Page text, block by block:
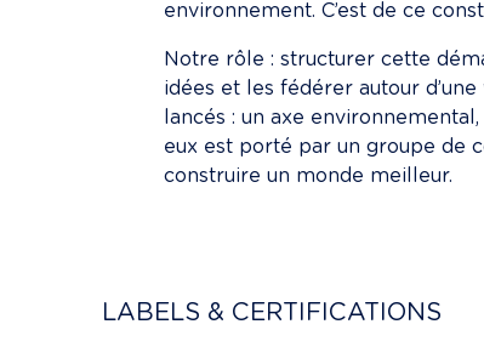
environnement. C’est de ce
Notre rôle : structurer cette
idées et les fédérer autour
lancés : un axe
eux est porté par un groupe de
construire un monde meilleur.
LABELS & CERTIFICATIONS